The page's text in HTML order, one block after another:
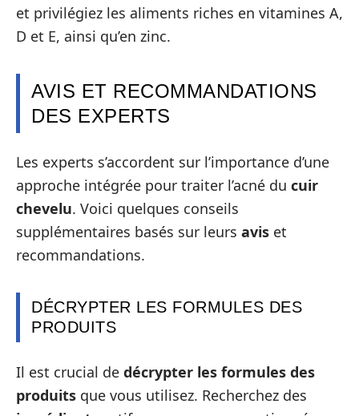
et privilégiez les aliments riches en vitamines A,
D et E, ainsi qu’en zinc.
AVIS ET RECOMMANDATIONS
DES EXPERTS
Les experts s’accordent sur l’importance d’une
approche intégrée pour traiter l’acné du cuir
chevelu. Voici quelques conseils
supplémentaires basés sur leurs avis et
recommandations.
DÉCRYPTER LES FORMULES DES
PRODUITS
Il est crucial de décrypter les formules des
produits que vous utilisez. Recherchez des